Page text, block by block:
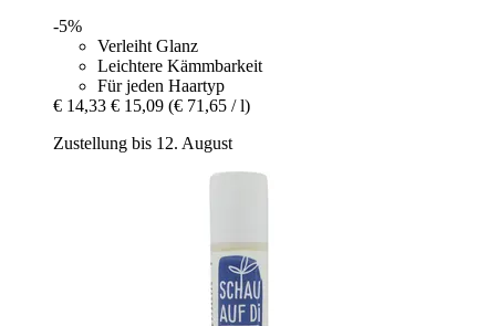
-5%
Verleiht Glanz
Leichtere Kämmbarkeit
Für jeden Haartyp
€ 14,33 € 15,09 (€ 71,65 / l)
Zustellung bis 12. August